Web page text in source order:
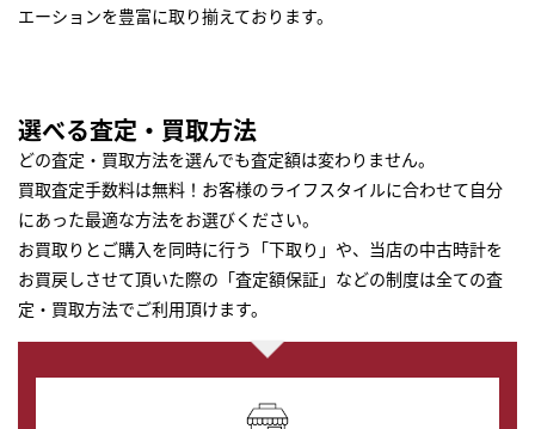
エーションを豊富に取り揃えております。
選べる査定・買取方法
どの査定・買取方法を選んでも査定額は変わりません。
買取査定手数料は無料！お客様のライフスタイルに合わせて自分
にあった最適な方法をお選びください。
お買取りとご購入を同時に行う「下取り」や、当店の中古時計を
お買戻しさせて頂いた際の「査定額保証」などの制度は全ての査
定・買取方法でご利用頂けます。